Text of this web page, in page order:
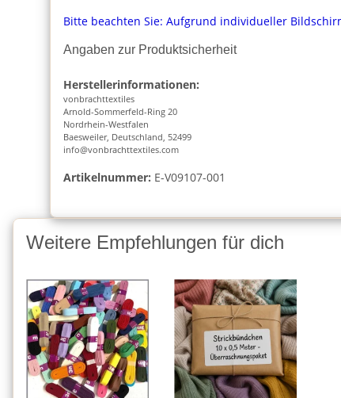
Bitte beachten Sie: Aufgrund individueller
Angaben zur Produktsicherheit
Herstellerinformationen:
vonbrachttextiles
Arnold-Sommerfeld-Ring 20
Nordrhein-Westfalen
Baesweiler, Deutschland, 52499
info@vonbrachttextiles.com
Artikelnummer: E-V09107-001
Weitere Empfehlungen für dich